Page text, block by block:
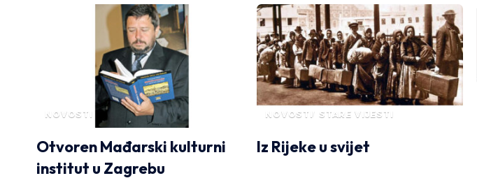
NOVOSTI
Otvoren Mađarski kulturni
institut u Zagrebu
NOVOSTI STARE VIJESTI
Iz Rijeke u svijet